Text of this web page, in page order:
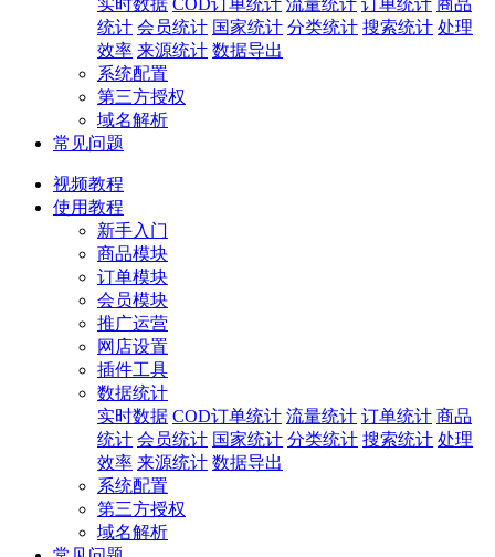
实时数据 COD订单统计 流量统计 订单统计 商品
统计 会员统计 国家统计 分类统计 搜索统计 处理
效率 来源统计 数据导出
系统配置
第三方授权
域名解析
常见问题
视频教程
使用教程
新手入门
商品模块
订单模块
会员模块
推广运营
网店设置
插件工具
数据统计
实时数据 COD订单统计 流量统计 订单统计 商品
统计 会员统计 国家统计 分类统计 搜索统计 处理
效率 来源统计 数据导出
系统配置
第三方授权
域名解析